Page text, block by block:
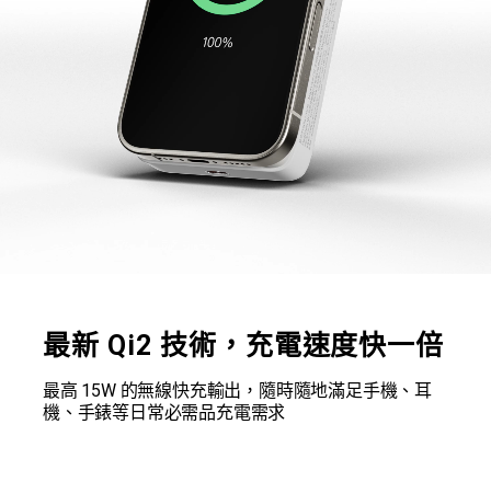
最新 Qi2 技術，充電速度快一倍
最高 15W 的無線快充輸出，隨時隨地滿足手機、耳
機、手錶等日常必需品充電需求